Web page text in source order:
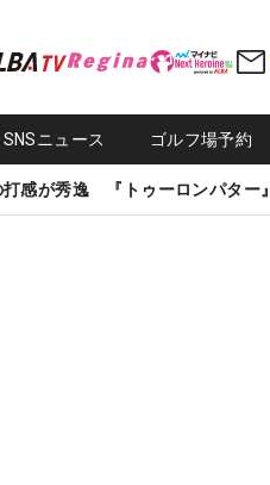
SNSニュース ゴルフ場予約
感が秀逸 『トゥーロンパター』